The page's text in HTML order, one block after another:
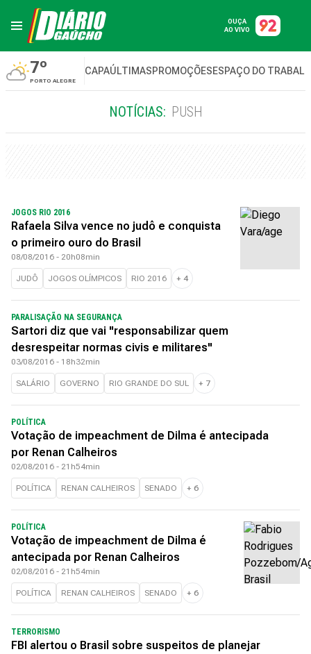
OUÇA
AO VIVO
7º
PORTO ALEGRE
CAPAÚLTIMASPROMOÇÕESESPAÇO DO
NOTÍCIAS: PUSH
JOGOS RIO 2016
Rafaela Silva vence no judô e conquista
o primeiro ouro do Brasil
08/08/2016 - 20h08min
JUDÔ JOGOS OLÍMPICOS RIO 2016 + 4
PARALISAÇÃO NA SEGURANÇA
Sartori diz que vai "responsabilizar quem
desrespeitar normas civis e militares"
03/08/2016 - 18h32min
SALÁRIO GOVERNO RIO GRANDE DO SUL + 7
POLÍTICA
Votação de impeachment de Dilma é antecipada
por Renan Calheiros
02/08/2016 - 21h54min
POLÍTICA RENAN CALHEIROS SENADO + 6
POLÍTICA
Votação de impeachment de Dilma é
antecipada por Renan Calheiros
02/08/2016 - 21h54min
POLÍTICA RENAN CALHEIROS SENADO + 6
TERRORISMO
FBI alertou o Brasil sobre suspeitos de planejar